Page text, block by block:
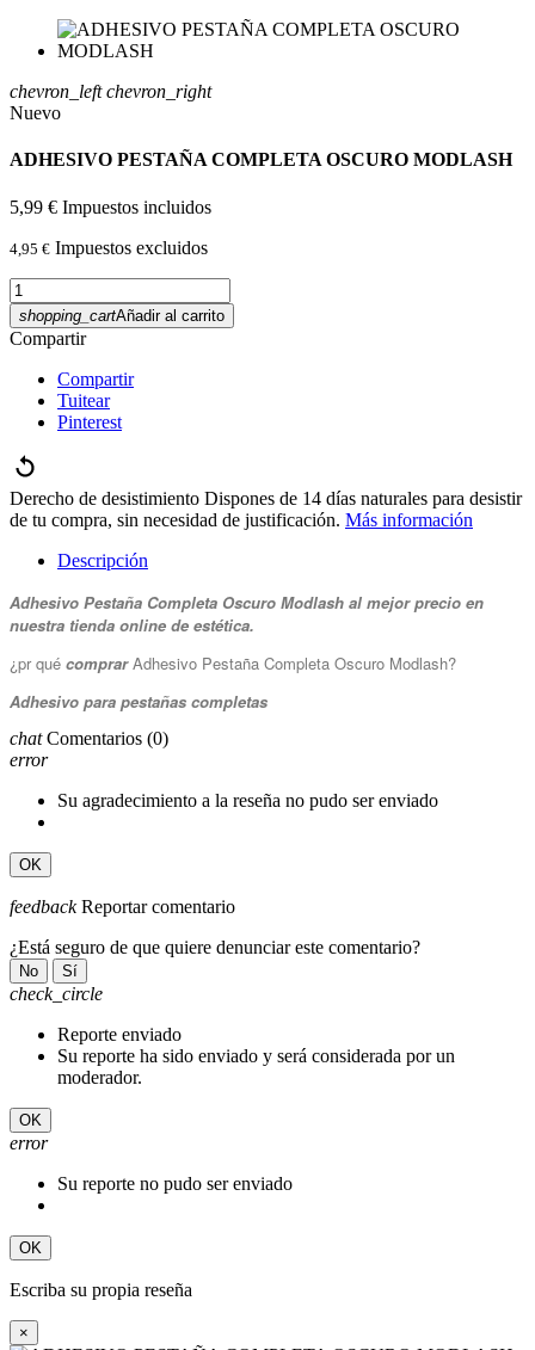
chevron_left chevron_right
Nuevo
ADHESIVO PESTAÑA COMPLETA OSCURO MODLASH
5,99 € Impuestos incluidos
4,95 € Impuestos excluidos
shopping_cartAñadir al carrito
Compartir
Compartir
Tuitear
Pinterest
Derecho de desistimiento Dispones de 14 días naturales para desistir
de tu compra, sin necesidad de justificación. Más información
Descripción
Adhesivo Pestaña Completa Oscuro Modlash al mejor precio en
nuestra tienda online de estética.
¿pr qué comprarAdhesivo Pestaña Completa Oscuro Modlash?
Adhesivo para pestañas completas
chat Comentarios (0)
error
Su agradecimiento a la reseña no pudo ser enviado
OK
feedback Reportar comentario
¿Está seguro de que quiere denunciar este comentario?
No Sí
check_circle
Reporte enviado
Su reporte ha sido enviado y será considerada por un
moderador.
OK
error
Su reporte no pudo ser enviado
OK
Escriba su propia reseña
×